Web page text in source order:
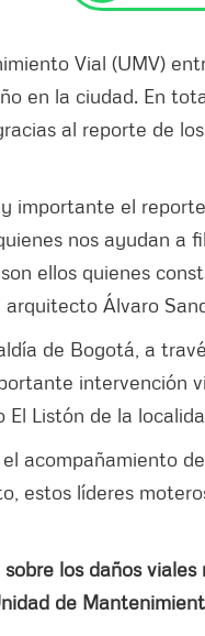
Vial (UMV)
en la ciudad. En
al reporte de
importante el
nos ayudan a
ellos quienes
arquitecto Álvaro
de Bogotá, a
intervención
El Listón de la
acompañamiento
estos líderes
los daños
de